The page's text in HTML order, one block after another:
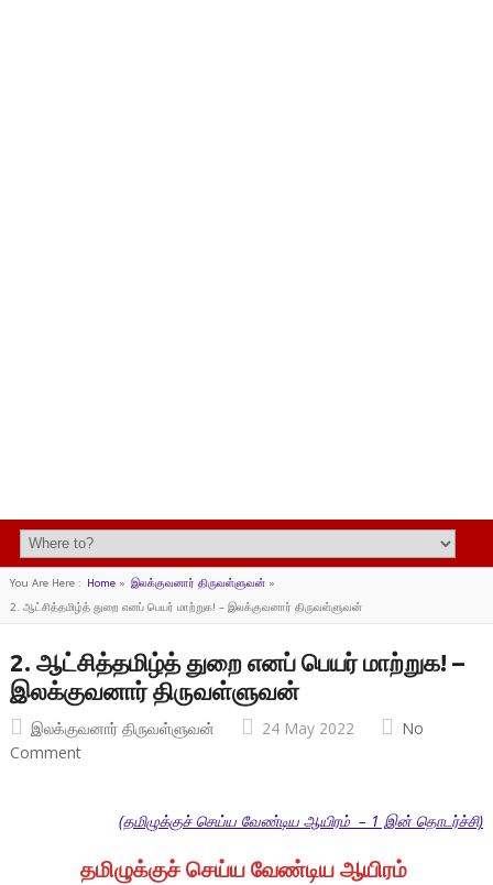
You Are Here : Home» இலக்குவனார் திருவள்ளுவன்»
2. ஆட்சித்தமிழ்த் துறை எனப் பெயர் மாற்றுக! – இலக்குவனார் திருவள்ளுவன்
2. ஆட்சித்தமிழ்த் துறை எனப் பெயர் மாற்றுக! –
இலக்குவனார் திருவள்ளுவன்
இலக்குவனார் திருவள்ளுவன் 24 May 2022
No
Comment
(தமிழுக்குச் செய்ய வேண்டிய ஆயிரம் – 1 இன் தொடர்ச்சி)
தமிழுக்குச் செய்ய வேண்டிய ஆயிரம்